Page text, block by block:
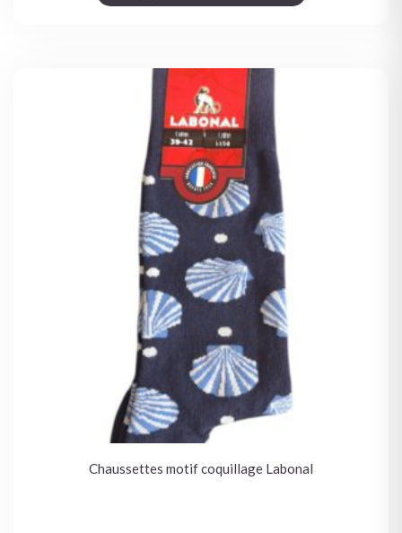
Chaussettes motif coquillage Labonal